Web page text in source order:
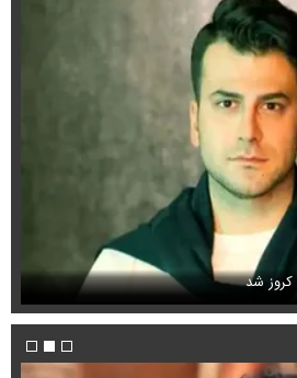
گوگوش خبرساز شد + ویدئو